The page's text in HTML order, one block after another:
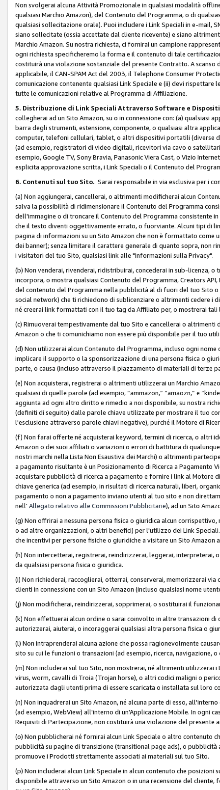
Non svolgerai alcuna Attività Promozionale in qualsiasi modalità
qualsiasi Marchio Amazon), del Contenuto del Programma, o di
qualsiasi sollecitazione orale). Puoi includere i Link Speciali in e-mail,
siano sollecitate (ossia accettate dal cliente ricevente) e siano
Marchio Amazon. Su nostra richiesta, ci fornirai un campione
ogni richiesta specificheremo la forma e il contenuto di tale
costituirà una violazione sostanziale del presente Contratto. A
applicabile, il CAN-SPAM Act del 2003, il Telephone Consumer
comunicazione contenente qualsiasi Link Speciale e (ii) devi
tutte le comunicazioni relative al Programma di Affiliazione.
5. Distribuzione di Link Speciali Attraverso Software e
collegherai ad un Sito Amazon, su o in connessione con: (a)
barra degli strumenti, estensione, componente, o qualsiasi altra
computer, telefoni cellulari, tablet, o altri dispositivi portatili (diverse
(ad esempio, registratori di video digitali, ricevitori via cavo o
esempio, Google TV, Sony Bravia, Panasonic Viera Cast, o Vizio
esplicita approvazione scritta, i Link Speciali o il Contenuto del
6. Contenuti sul tuo Sito. Sarai responsabile in via esclusiva per i
(a) Non aggiungerai, cancellerai, o altrimenti modificherai alcun
salva la possibilità di ridimensionare il Contenuto del Programma
dell'immagine o di troncare il Contenuto del Programma consistente
che il testo diventi oggettivamente errato, o fuorviante. Alcuni tipi di
pagina di informazioni su un Sito Amazon che non è formattato
dei banner); senza limitare il carattere generale di quanto sopra, non
i visitatori del tuo Sito, qualsiasi link alle "Informazioni sulla Privacy".
(b) Non venderai, rivenderai, ridistribuirai, concederai in sub-licenza,
incorpora, o mostra qualsiasi Contenuto del Programma, Creators
del contenuto del Programma nella pubblicità al di fuori del tuo Sito
social network) che ti richiedono di sublicenziare o altrimenti cedere i
né creerai link formattati con il tuo tag da Affiliato per, o mostrerai tali
(c) Rimuoverai tempestivamente dal tuo Sito e cancellerai o
Amazon o che ti comunichiamo non essere più disponibile per il tuo
(d) Non utilizzerai alcun Contenuto del Programma, incluso ogni
implicare il supporto o la sponsorizzazione di una persona fisica o
parte, o causa (incluso attraverso il piazzamento di materiali di terze
(e) Non acquisterai, registrerai o altrimenti utilizzerai un Marchio
qualsiasi di quelle parole (ad esempio, “ammazon,” “amaozn,” e
aggiunta ad ogni altro diritto e rimedio a noi disponibile, su nostra
(definiti di seguito) dalle parole chiave utilizzate per mostrare il tuo
l'esclusione attraverso parole chiavi negative), purché il Motore di
(f) Non farai offerte né acquisterai keyword, termini di ricerca, o altri
Amazon o dei suoi affiliati o variazioni o errori di battitura di
nostri marchi nella Lista Non Esaustiva dei Marchi) o altrimenti
a pagamento risultante è un Posizionamento di Ricerca a Pagamento
acquistare pubblicità di ricerca a pagamento e fornire i link al Motore
chiave generica (ad esempio, in risultati di ricerca naturali, liberi,
pagamento o non a pagamento inviano utenti al tuo sito e non
nell' Allegato relativo alle Commissioni Pubblicitarie), ad un Sito
(g) Non offrirai a nessuna persona fisica o giuridica alcun
o ad altre organizzazioni, o altri benefici) per l'utilizzo dei Link
che incentivi per persone fisiche o giuridiche a visitare un Sito
(h) Non intercetterai, registrerai, reindirizzerai, leggerai,
da qualsiasi persona fisica o giuridica.
(i) Non richiederai, raccoglierai, otterrai, conserverai, memorizzerai
clienti in connessione con un Sito Amazon (incluso qualsiasi nome
(j) Non modificherai, reindirizzerai, sopprimerai, o sostituirai il
(k) Non effettuerai alcun ordine o sarai coinvolto in altre transazioni
autorizzerai, aiuterai, o incoraggerai qualsiasi altra persona fisica o
(l) Non intraprenderai alcuna azione che possa ragionevolmente
sito su cui le funzioni o transazioni (ad esempio, ricerca, navigazione,
(m) Non includerai sul tuo Sito, non mostrerai, né altrimenti utilizzerai
virus, worm, cavalli di Troia (Trojan horse), o altri codici maligni o
autorizzata dagli utenti prima di essere scaricata o installata sul loro
(n) Non inquadrerai un Sito Amazon, né alcuna parte di esso,
(ad esempio, WebView) all'interno di un'Applicazione Mobile. In ogni
Requisiti di Partecipazione, non costituirà una violazione del presente
(o) Non pubblicherai né fornirai alcun Link Speciale o altro contenuto
pubblicità su pagine di transizione (transitional page ads), o
promuove i Prodotti strettamente associati ai materiali sul tuo Sito.
(p) Non includerai alcun Link Speciale in alcun contenuto che
disponibile attraverso un Sito Amazon o in una recensione del